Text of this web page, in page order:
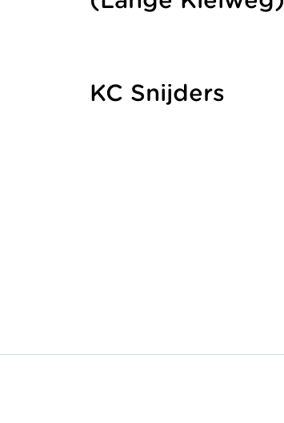
KC Snijders